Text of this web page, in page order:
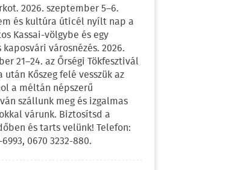
2026. szeptember 5–6.
és kultúra úticél nyílt nap a
Kassai-völgybe és egy
városnézés. 2026.
21–24. az Őrségi Tökfesztivál
után Kőszeg felé vesszük az
a méltán népszerű
szállunk meg és izgalmas
várunk. Biztosítsd a
és tarts velünk! Telefon:
0670 3232-880.